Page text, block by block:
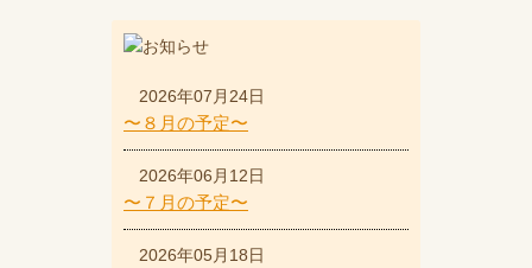
2026年07月24日
〜８月の予定〜
2026年06月12日
〜７月の予定〜
2026年05月18日